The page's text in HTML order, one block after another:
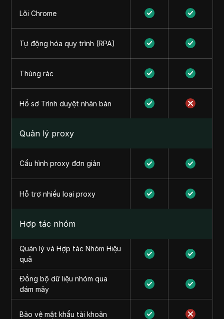
Lõi Chrome
Tự động hóa quy trình (RPA)
Thùng rác
Hồ sơ Trình duyệt nhân bản
Quản lý proxy
Cấu hình proxy đơn giản
Hỗ trợ nhiều loại proxy
Hợp tác nhóm
Quản lý và Hợp tác Nhóm Hiệu
quả
Đồng bộ dữ liệu nhóm qua
đám mây
Bảo vệ mật khẩu tài khoản